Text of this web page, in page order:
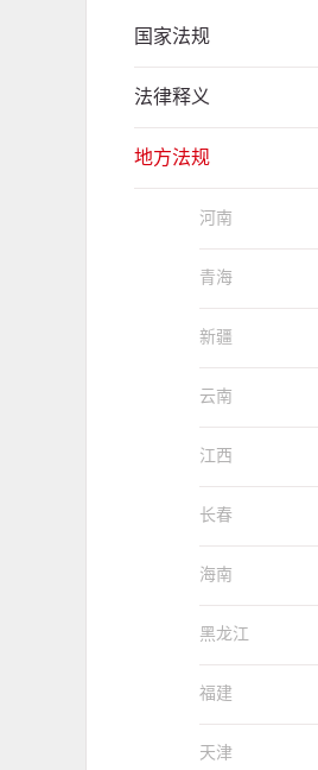
国家法规
法律释义
地方法规
河南
青海
新疆
云南
江西
长春
海南
黑龙江
福建
天津